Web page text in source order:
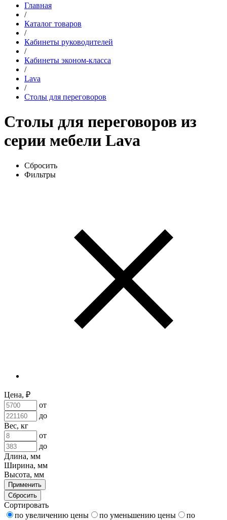
Главная
/
Каталог товаров
/
Кабинеты руководителей
/
Кабинеты эконом-класса
/
Lava
/
Столы для переговоров
Столы для переговоров из
серии мебели Lava
Сбросить
Фильтры
Цена, ₽
от
до
Вес, кг
от
до
Длина, мм
Ширина, мм
Высота, мм
Применить
Сбросить
Сортировать
по увеличению цены
по уменьшению цены
по